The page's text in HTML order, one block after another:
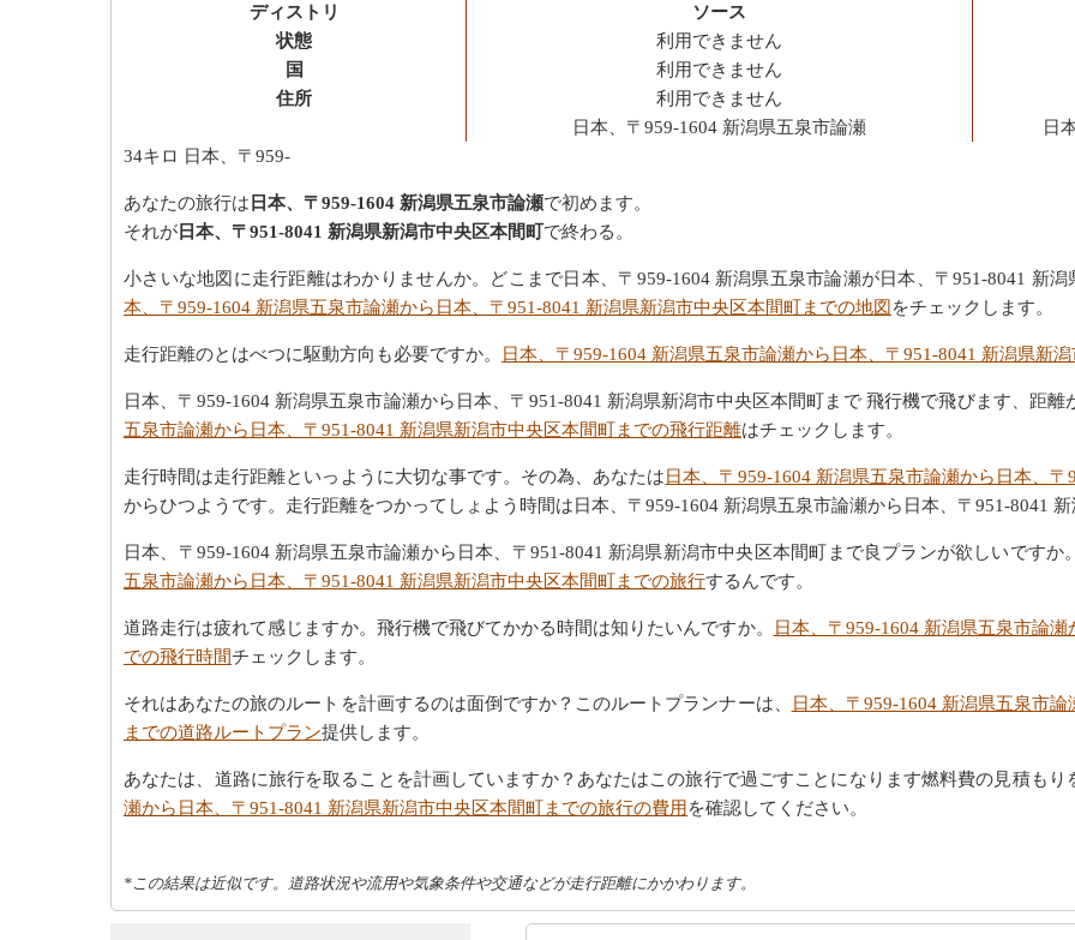
ディストリ
状態
国
住所
ソース
利用できません
利用できません
利用できません
日本、〒959-1604 新潟県五泉市論瀬
日
34キロ 日本、〒959-
あなたの旅行は 日本、〒959-1604 新潟県五泉市論瀬で初めます。
それが 日本、〒951-8041 新潟県新潟市中央区本間町で終わる。
小さいな地図に走行距離はわかりませんか。どこまで日本、〒959-1604 新潟県五泉市論瀬が日本、〒951-8041 新
本、〒959-1604 新潟県五泉市論瀬から日本、〒951-8041 新潟県新潟市中央区本間町までの地図をチェックします。
走行距離のとはべつに駆動方向も必要ですか。 日本、〒959-1604 新潟県五泉市論瀬から日本、〒951-8041 新潟県新
日本、〒959-1604 新潟県五泉市論瀬から日本、〒951-8041 新潟県新潟市中央区本間町まで 飛行機で飛びます、距離
五泉市論瀬から日本、〒951-8041 新潟県新潟市中央区本間町までの飛行距離はチェックします。
走行時間は走行距離といっように大切な事です。その為、あなたは日本、〒959-1604 新潟県五泉市論瀬から日本、
からひつようです。走行距離をつかってしょよう時間は日本、〒959-1604 新潟県五泉市論瀬から日本、〒951-8041
日本、〒959-1604 新潟県五泉市論瀬から日本、〒951-8041 新潟県新潟市中央区本間町まで良プランが欲しいですか
五泉市論瀬から日本、〒951-8041 新潟県新潟市中央区本間町までの旅行するんです。
道路走行は疲れて感じますか。飛行機で飛びてかかる時間は知りたいんですか。
日本、〒959-1604 新潟県五泉市論
での飛行時間チェックします。
それはあなたの旅のルートを計画するのは面倒ですか？このルートプランナーは、
日本、〒959-1604 新潟県五泉市
までの道路ルートプラン提供します。
あなたは、道路に旅行を取ることを計画していますか？あなたはこの旅行で過ごすことになります燃料費の見積もり
瀬から日本、〒951-8041 新潟県新潟市中央区本間町までの旅行の費用を確認してください。
*この結果は近似です。道路状況や流用や気象条件や交通などが走行距離にかかわります。